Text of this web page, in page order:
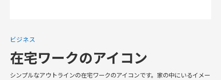
ビジネス
在宅ワークのアイコン
シンプルなアウトラインの在宅ワークのアイコンです。家の中にいるイメー